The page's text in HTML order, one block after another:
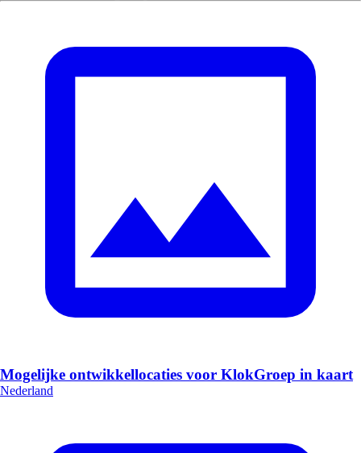
Mogelijke ontwikkellocaties voor KlokGroep in kaart
Nederland